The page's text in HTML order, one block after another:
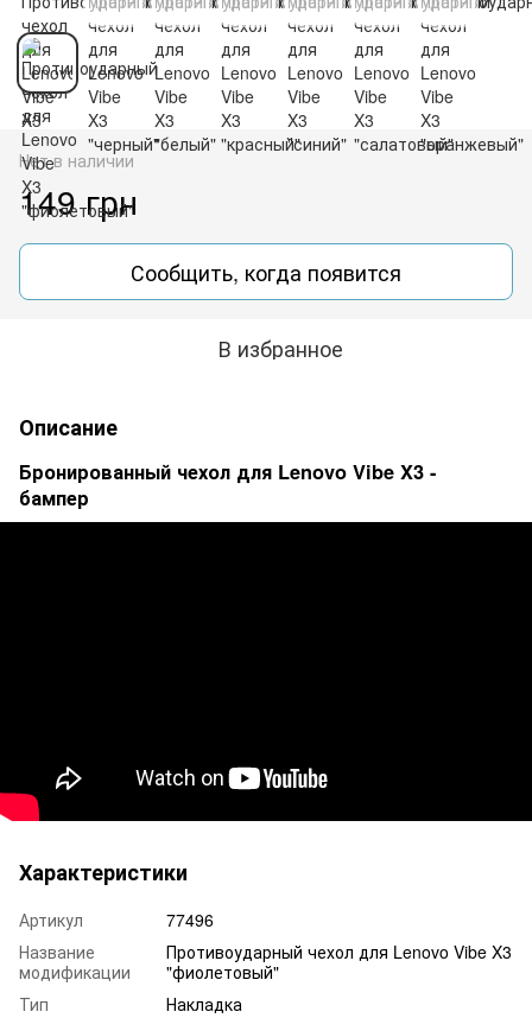
Нет в наличии
149 грн
Сообщить, когда появится
В избранное
Описание
Бронированный чехол для Lenovo Vibe X3​ -
бампер
Характеристики
Артикул
77496
Название
модификации
Противоударный чехол для Lenovo Vibe X3
"фиолетовый"
Тип
Накладка